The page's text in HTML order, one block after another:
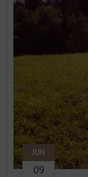
JUN
09